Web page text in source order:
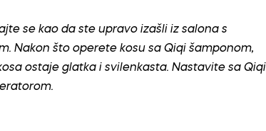
se kao da ste upravo izašli iz salona s
Nakon što operete kosu sa Qiqi šamponom,
ostaje glatka i svilenkasta. Nastavite sa Qiqi